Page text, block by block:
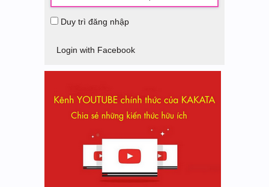
Duy trì đăng nhập
Login with Facebook